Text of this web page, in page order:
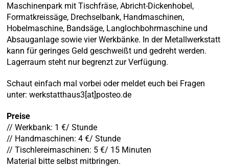
Maschinenpark mit Tischfräse, Abricht-Dickenhobel,
Formatkreissäge, Drechselbank, Handmaschinen,
Hobelmaschine, Bandsäge, Langlochbohrmaschine und
Absauganlage sowie vier Werkbänke. In der Metallwerkstatt
kann für geringes Geld geschweißt und gedreht werden.
Lagerraum steht nur begrenzt zur Verfügung.
Schaut einfach mal vorbei oder meldet euch bei Fragen
unter: werkstatthaus3[at]posteo.de
Preise
// Werkbank: 1 €/ Stunde
// Handmaschinen: 4 €/ Stunde
// Tischlereimaschinen: 5 €/ 15 Minuten
Material bitte selbst mitbringen.